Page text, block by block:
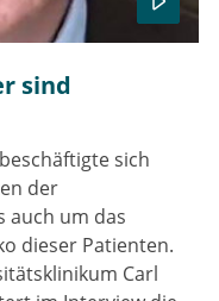
sind
sich
der
auch um das
dieser Patienten.
Carl